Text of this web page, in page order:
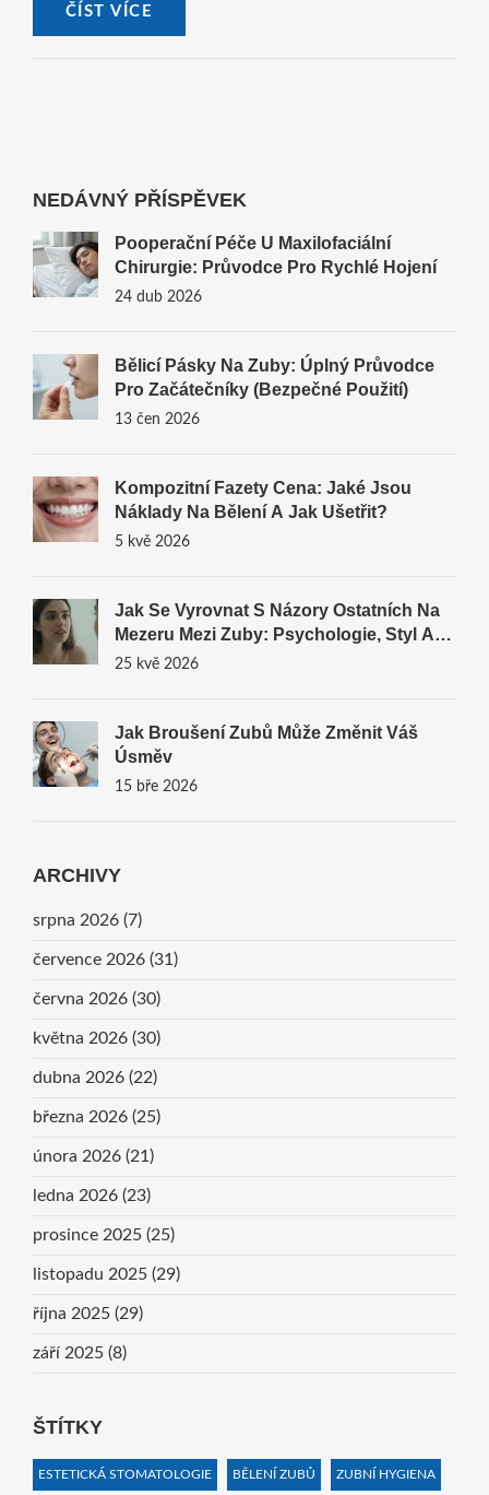
ČÍST VÍCE
NEDÁVNÝ PŘÍSPĚVEK
Pooperační Péče U Maxilofaciální
Chirurgie: Průvodce Pro Rychlé Hojení
24 dub 2026
Bělicí Pásky Na Zuby: Úplný Průvodce
Pro Začátečníky (Bezpečné Použití)
13 čen 2026
Kompozitní Fazety Cena: Jaké Jsou
Náklady Na Bělení A Jak Ušetřit?
5 kvě 2026
Jak Se Vyrovnat S Názory Ostatních Na
Mezeru Mezi Zuby: Psychologie, Styl A
Řešení
25 kvě 2026
Jak Broušení Zubů Může Změnit Váš
Úsměv
15 bře 2026
ARCHIVY
srpna 2026 (7)
července 2026 (31)
června 2026 (30)
května 2026 (30)
dubna 2026 (22)
března 2026 (25)
února 2026 (21)
ledna 2026 (23)
prosince 2025 (25)
listopadu 2025 (29)
října 2025 (29)
září 2025 (8)
ŠTÍTKY
ESTETICKÁ STOMATOLOGIE BĚLENÍ ZUBŮ ZUBNÍ HYGIENA